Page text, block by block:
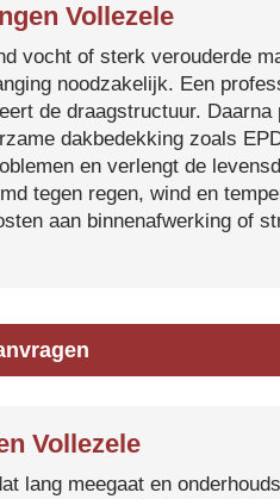
Vollezele
vocht of sterk verouderde
noodzakelijk. Een
de draagstructuur.
dakbedekking zoals
en verlengt de
tegen regen, wind en
aan binnenafwerking of
Vollezele
lang meegaat en